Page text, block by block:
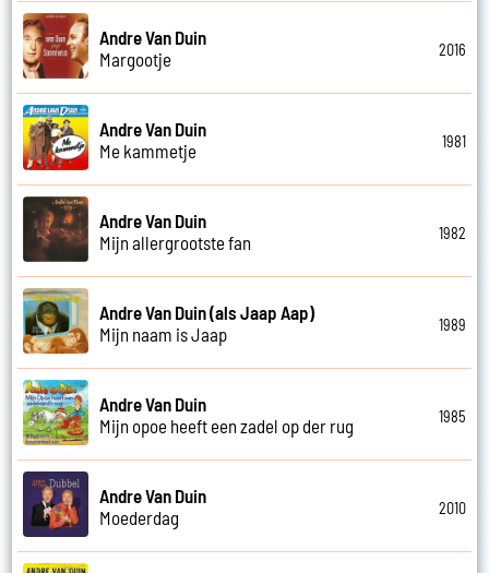
Andre Van Duin
Margootje
2016
Andre Van Duin
Me kammetje
1981
Andre Van Duin
Mijn allergrootste fan
1982
Andre Van Duin (als Jaap Aap)
Mijn naam is Jaap
1989
Andre Van Duin
Mijn opoe heeft een zadel op der rug
1985
Andre Van Duin
Moederdag
2010